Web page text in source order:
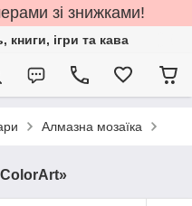
зі знижками!
книги, ігри та кава
Алмазна мозаїка